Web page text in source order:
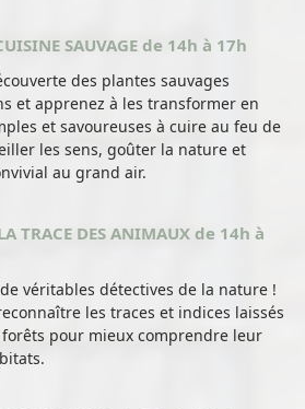
SAUVAGE de 14h à 17h
des plantes sauvages
et apprenez à les transformer en
et savoureuses à cuire au feu de
les sens, goûter la nature et
au grand air.
TRACE DES ANIMAUX de 14h à
véritables détectives de la nature !
les traces et indices laissés
pour mieux comprendre leur